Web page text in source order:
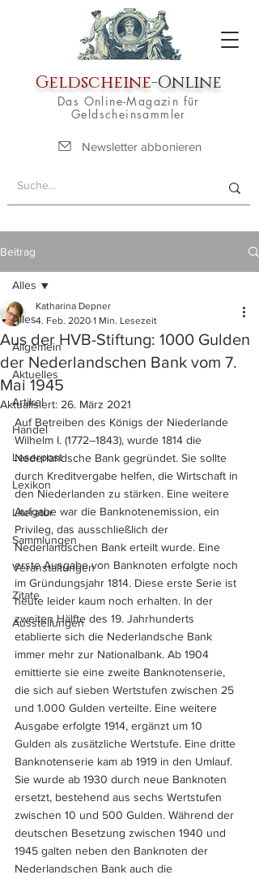
Geldscheine-Online
Das Online-Magazin für
Geldscheinsammler
Newsletter abbonieren
Beitrag
Alles
Allgemein
Aktuelles
Artikel
Handel
Leserpost
Lexikon
Literatur
Sammlungen
Veranstaltungen
Zitate
Ausstellungen
Alles
Aus der HVB-Stiftung: 1000 Gulden
der Nederlandschen Bank vom 7.
Mai 1945
Katharina Depner
4. Feb. 2020 1 Min. Lesezeit
Aktualisiert: 26. März 2021
Auf Betreiben des Königs der Niederlande
Wilhelm I. (1772–1843), wurde 1814 die
Nederlandsche Bank gegründet. Sie sollte
durch Kreditvergabe helfen, die Wirtschaft in
den Niederlanden zu stärken. Eine weitere
Aufgabe war die Banknotenemission, ein
Privileg, das ausschließlich der
Nederlandschen Bank erteilt wurde. Eine
erste Ausgabe von Banknoten erfolgte noch
im Gründungsjahr 1814. Diese erste Serie ist
heute leider kaum noch erhalten. In der
zweiten Hälfte des 19. Jahrhunderts
etablierte sich die Nederlandsche Bank
immer mehr zur Nationalbank. Ab 1904
emittierte sie eine zweite Banknotenserie,
die sich auf sieben Wertstufen zwischen 25
und 1.000 Gulden verteilte. Eine weitere
Ausgabe erfolgte 1914, ergänzt um 10
Gulden als zusätzliche Wertstufe. Eine dritte
Banknotenserie kam ab 1919 in den Umlauf.
Sie wurde ab 1930 durch neue Banknoten
ersetzt, bestehend aus sechs Wertstufen
zwischen 10 und 500 Gulden. Während der
deutschen Besetzung zwischen 1940 und
1945 galten neben den Banknoten der
Nederlandschen Bank auch die